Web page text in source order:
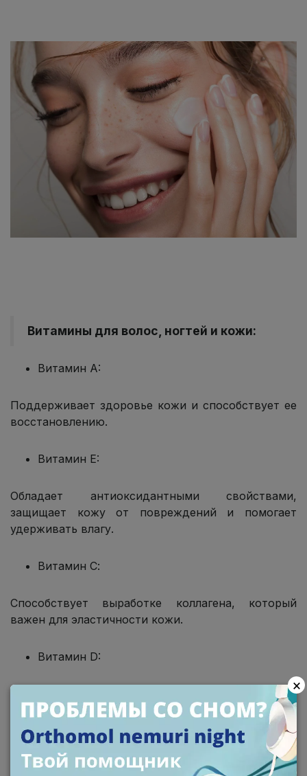
Витамины для волос, ногтей и кожи:
Витамин A:
Поддерживает здоровье кожи и способствует ее
восстановлению.
Витамин E:
Обладает антиоксидантными свойствами,
защищает кожу от повреждений и помогает
удерживать влагу.
Витамин С:
Способствует выработке коллагена, который
важен для эластичности кожи.
Витамин D:
Поддерживает здоровье кожи и может
уменьшить риск развития проблем.
Витамин B-комплекс:
×